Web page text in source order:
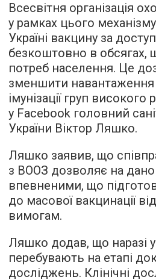
Всесвітня організація
у рамках цього
Україні вакцину за
безкоштовно в обсягах,
потреб населення. Це
зменшити
імунізації груп
у Facebook головний
України Віктор Ляшко.
Ляшко заявив, що
з ВООЗ дозволяє на
впевненими, що
до масової вакцинації
вимогам.
Ляшко додав, що наразі у
перебувають на етапі
досліджень. Клінічні